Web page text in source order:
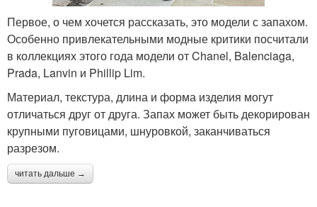
Первое, о чем хочется рассказать, это модели с запахом.
Особенно привлекательными модные критики посчитали
в коллекциях этого года модели от Chanel, Balenciaga,
Prada, Lanvin и Phillip Lim.
Материал, текстура, длина и форма изделия могут
отличаться друг от друга. Запах может быть декорирован
крупными пуговицами, шнуровкой, заканчиваться
разрезом.
читать дальше →